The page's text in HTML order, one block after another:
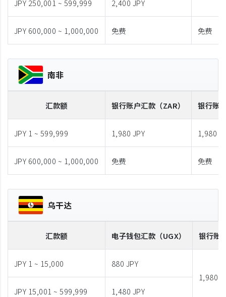
JPY 250,001 ~ 599,999 2,400 JPY
JPY 600,000 ~ 1,000,000 免费 免费
南非
汇款额 银行账户汇款 （ZAR） 银行账
JPY 1 ~ 599,999 1,980 JPY 1,980
JPY 600,000 ~ 1,000,000 免费 免费
乌干达
汇款额 电子钱包汇款 （UGX） 银行账
JPY 1 ~ 15,000
880 JPY
1,980
JPY 15,001 ~ 599,999
1,480 JPY